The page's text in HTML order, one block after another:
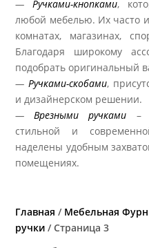
—Ручками-кнопками,
любой мебелью. Их часто
комнатах, магазинах,
Благодаря широкому
подобрать оригинальный
—Ручками-скобами,
и дизайнерском решении.
—Врезными ручками –
стильной и
наделены удобным
помещениях.
Главная / Мебельная
ручки / Страница 3